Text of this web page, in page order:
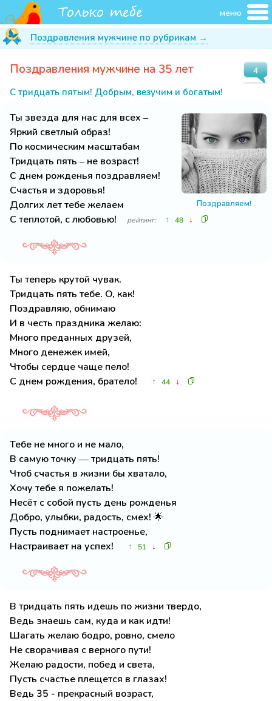
меню
Поздравления мужчине по рубрикам →
4
Поздравления мужчине на 35 лет
С тридцать пятым! Добрым, везучим и богатым!
Поздравляем!
Ты звезда для нас для всех –
Яркий светлый образ!
По космическим масштабам
Тридцать пять – не возраст!
С днем рожденья поздравляем!
Счастья и здоровья!
Долгих лет тебе желаем
С теплотой, с любовью!
рейтинг: ↑ 48 ↓
Ты теперь крутой чувак.
Тридцать пять тебе. О, как!
Поздравляю, обнимаю
И в честь праздника желаю:
Много преданных друзей,
Много денежек имей,
Чтобы сердце чаще пело!
С днем рождения, братело!
↑ 44 ↓
Тебе не много и не мало,
В самую точку — тридцать пять!
Чтоб счастья в жизни бы хватало,
Хочу тебе я пожелать!
Несёт с собой пусть день рожденья
Добро, улыбки, радость, смех! 🌟
Пусть поднимает настроенье,
Настраивает на успех!
↑ 51 ↓
В тридцать пять идешь по жизни твердо,
Ведь знаешь сам, куда и как идти!
Шагать желаю бодро, ровно, смело
Не сворачивая с верного пути!
Желаю радости, побед и света,
Пусть счастье плещется в глазах!
Ведь 35 - прекрасный возраст,